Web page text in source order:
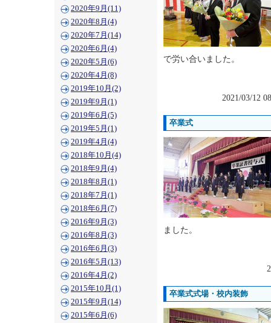
2020年9月(11)
2020年8月(4)
2020年7月(14)
2020年6月(4)
2020年5月(6)
2020年4月(8)
2019年10月(2)
2019年9月(1)
2019年6月(5)
2019年5月(1)
2019年4月(4)
2018年10月(4)
2018年9月(4)
2018年8月(1)
2018年7月(1)
2018年6月(7)
2016年9月(3)
2016年8月(3)
2016年6月(3)
2016年5月(13)
2016年4月(2)
2015年10月(1)
2015年9月(14)
2015年6月(6)
で労い合いました。
2021/03/12
卒業式
ました。
卒業式式場・校内装飾